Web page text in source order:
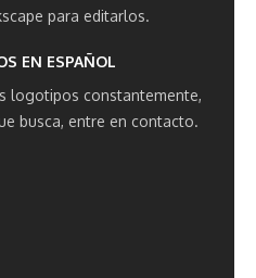
para editarlos.
EN ESPAÑOL
logotipos constantemente,
busca, entre en contacto.